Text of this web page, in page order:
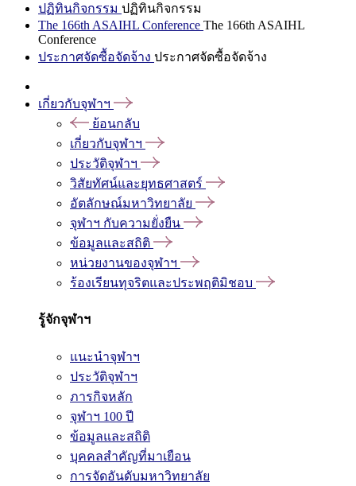
ปฏิทินกิจกรรม ปฏิทินกิจกรรม
The 166th ASAIHL Conference The 166th ASAIHL
Conference
ประกาศจัดซื้อจัดจ้าง ประกาศจัดซื้อจัดจ้าง
เกี่ยวกับจุฬาฯ
ย้อนกลับ
เกี่ยวกับจุฬาฯ
ประวัติจุฬาฯ
วิสัยทัศน์และยุทธศาสตร์
อัตลักษณ์มหาวิทยาลัย
จุฬาฯ กับความยั่งยืน
ข้อมูลและสถิติ
หน่วยงานของจุฬาฯ
ร้องเรียนทุจริตและประพฤติมิชอบ
รู้จักจุฬาฯ
แนะนำจุฬาฯ
ประวัติจุฬาฯ
ภารกิจหลัก
จุฬาฯ 100 ปี
ข้อมูลและสถิติ
บุคคลสำคัญที่มาเยือน
การจัดอันดับมหาวิทยาลัย